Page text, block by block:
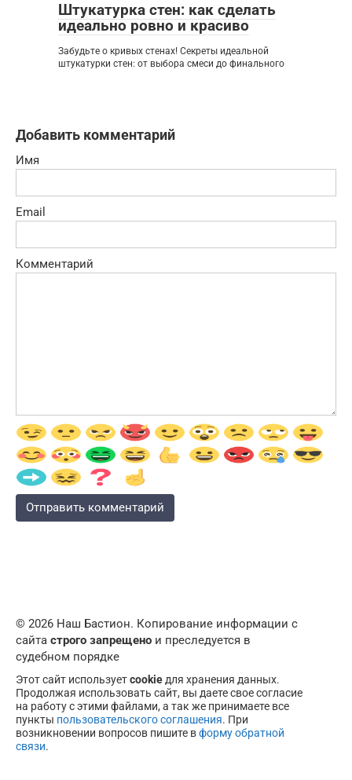
Штукатурка стен: как сделать
идеально ровно и красиво
Забудьте о кривых стенах! Секреты идеальной
штукатурки стен: от выбора смеси до финального
Добавить комментарий
Имя
Email
Комментарий
© 2026 Наш Бастион. Копирование информации с
сайта строго запрещено и преследуется в
судебном порядке
Этот сайт используетcookie для хранения данных.
Продолжая использовать сайт, вы даете свое согласие
на работу с этими файлами, а так же принимаете все
пункты пользовательского соглашения. При
возникновении вопросов пишите вформу обратной
связи.